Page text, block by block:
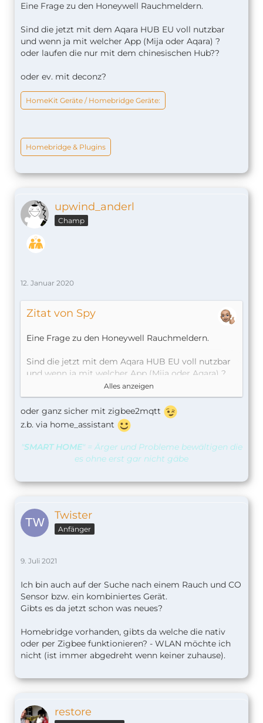
Eine Frage zu den Honeywell Rauchmeldern.
Sind die jetzt mit dem Aqara HUB EU voll nutzbar
und wenn ja mit welcher App (Mija oder Aqara) ?
oder laufen die nur mit dem chinesischen Hub??
oder ev. mit deconz?
HomeKit Geräte / Homebridge Geräte:
Homebridge & Plugins
upwind_anderl
Champ
12. Januar 2020
Zitat von Spy
Eine Frage zu den Honeywell Rauchmeldern.
Sind die jetzt mit dem Aqara HUB EU voll nutzbar
und wenn ja mit welcher App (Mija oder Aqara) ?
oder laufen die nur mit dem chinesischen Hub??
oder ev. mit deconz?
Alles anzeigen
oder ganz sicher mit zigbee2mqtt
z.b. via home_assistant
"SMART HOME" = Ärger und Probleme bewältigen die
es ohne erst gar nicht gäbe
Twister
Anfänger
9. Juli 2021
Ich bin auch auf der Suche nach einem Rauch und CO
Sensor bzw. ein kombiniertes Gerät.
Gibts es da jetzt schon was neues?
Homebridge vorhanden, gibts da welche die nativ
oder per Zigbee funktionieren? - WLAN möchte ich
nicht (ist immer abgedreht wenn keiner zuhause).
restore